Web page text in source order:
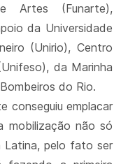
Artes (Funarte),
da Universidade
(Unirio), Centro
da Marinha
do Rio.
conseguiu emplacar
mobilização não só
Latina, pelo fato ser